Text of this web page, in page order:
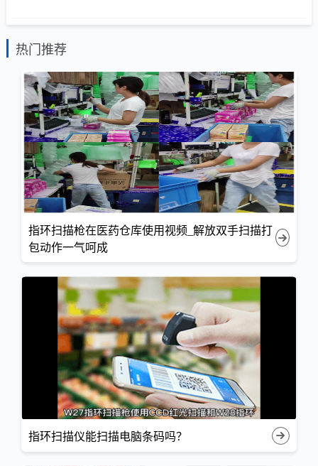
热门推荐
指环扫描枪在医药仓库使用视频_解放双手扫描打
包动作一气呵成
指环扫描仪能扫描电脑条码吗？